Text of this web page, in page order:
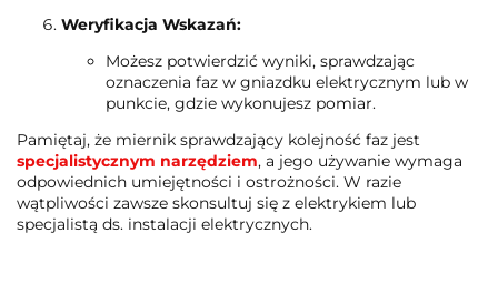
Weryfikacja Wskazań:
Możesz potwierdzić wyniki, sprawdzając
oznaczenia faz w gniazdku elektrycznym lub w
punkcie, gdzie wykonujesz pomiar.
Pamiętaj, że miernik sprawdzający kolejność faz jest
specjalistycznym narzędziem, a jego używanie wymaga
odpowiednich umiejętności i ostrożności. W razie
wątpliwości zawsze skonsultuj się z elektrykiem lub
specjalistą ds. instalacji elektrycznych.